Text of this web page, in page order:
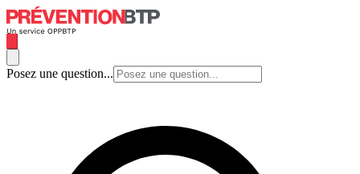
Posez une question...